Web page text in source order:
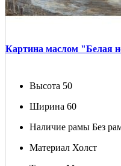
Картина маслом "Белая
Высота 50
Ширина 60
Наличие рамы Без
Материал Холст